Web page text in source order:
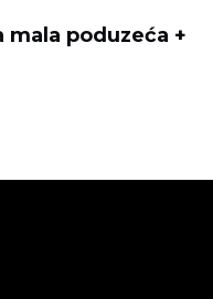
mala poduzeća +